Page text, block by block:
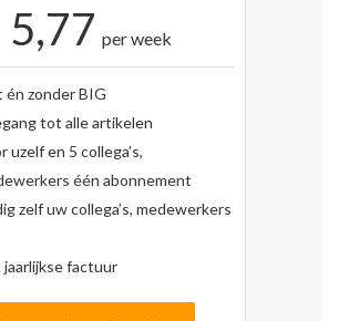
5,77 per week
én zonder BIG
tot alle artikelen
uzelf en 5 collega’s,
één abonnement
zelf uw collega’s, medewerkers
jaarlijkse factuur